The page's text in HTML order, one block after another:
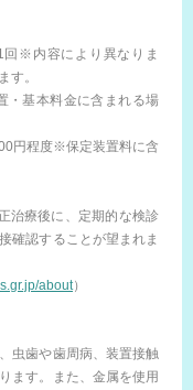
回※内容により異なりま
す。
・基本料金に含まれる場
円程度※保定装置料に含
治療後に、定期的な検診
確認することが望まれま
about）
虫歯や歯周病、装置接触
ます。また、金属を使用